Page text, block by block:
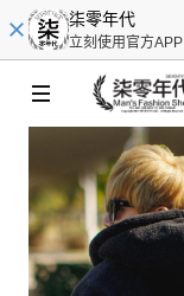
柒零年代
立刻使用官方APP